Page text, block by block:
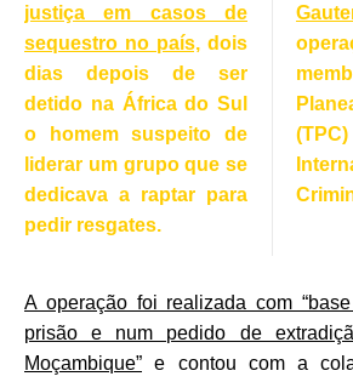
justiça em casos de
sequestro no país, dois
dias depois de ser
detido na África do Sul
o homem suspeito de
liderar um grupo que se
dedicava a raptar para
pedir resgates.
A operação foi realizada com
prisão e num pedido de
Moçambique” e contou com a